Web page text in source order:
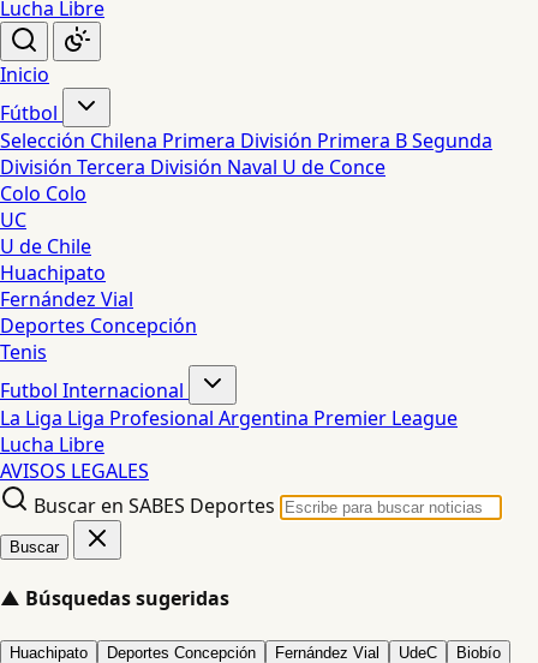
Lucha Libre
Inicio
Fútbol
Selección Chilena Primera División Primera BSegunda
División Tercera División Naval U de Conce
Colo Colo
UC
U de Chile
Huachipato
Fernández Vial
Deportes Concepción
Tenis
Futbol Internacional
La Liga Liga Profesional Argentina Premier League
Lucha Libre
AVISOS LEGALES
Buscar en SABES Deportes
Buscar
▲ Búsquedas sugeridas
Huachipato Deportes Concepción Fernández Vial UdeC Biobío